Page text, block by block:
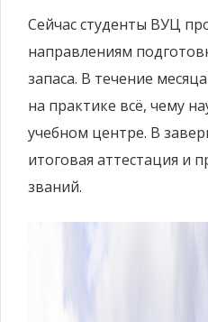
Сейчас студенты ВУЦ
направлениям
запаса. В течение
на практике всё, чему
учебном центре. В
итоговая аттестация и
званий.